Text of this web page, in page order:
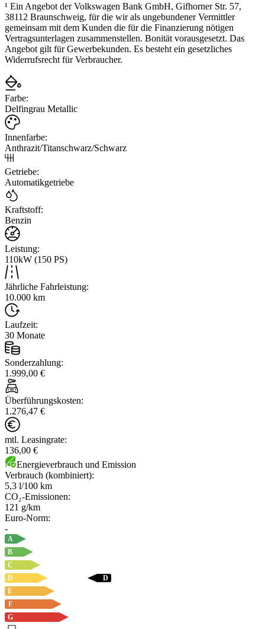
¹ Ein Angebot der Volkswagen Bank GmbH, Gifhorner Str. 57,
38112 Braunschweig, für die wir als ungebundener Vermittler
gemeinsam mit dem Kunden die für die Finanzierung nötigen
Vertragsunterlagen zusammenstellen. Bonität vorausgesetzt. Das
Angebot gilt für Gewerbekunden. Es besteht ein gesetzliches
Widerrufsrecht für Verbraucher.
Farbe:
Delfingrau Metallic
Innenfarbe:
Anthrazit/Titanschwarz/Schwarz
Getriebe:
Automatikgetriebe
Kraftstoff:
Benzin
Leistung:
110kW (150 PS)
Jährliche Fahrleistung:
10.000 km
Laufzeit:
30 Monate
Sonderzahlung:
1.999,00 €
Überführungskosten:
1.276,47 €
mtl. Leasingrate:
136,00 €
Energieverbrauch und Emission
Verbrauch (kombiniert):
5,3 l/100 km
CO₂-Emissionen:
121 g/km
Euro-Norm:
-
A
B
C
D
E
F
G
D